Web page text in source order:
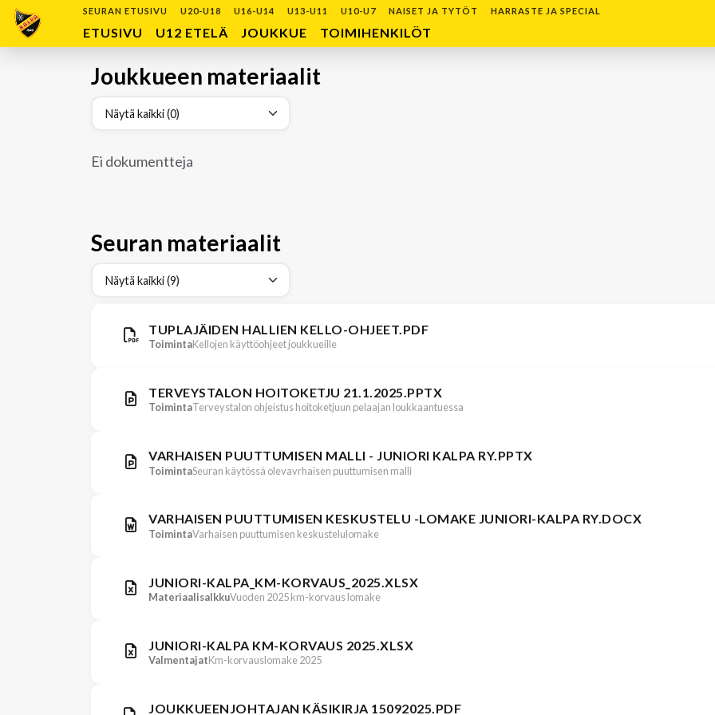
SEURAN ETUSIVU U20-U18 U16-U14 U13-U11 U10-U7 NAISET JA TYTÖT HARRASTE JA SPECIAL
ETUSIVU U12 ETELÄ JOUKKUE TOIMIHENKILÖT
Joukkueen materiaalit
Ei dokumentteja
Seuran materiaalit
TUPLAJÄIDEN HALLIEN KELLO-OHJEET.PDF
ToimintaKellojen käyttöohjeet joukkueille
TERVEYSTALON HOITOKETJU 21.1.2025.PPTX
ToimintaTerveystalon ohjeistus hoitoketjuun pelaajan loukkaantuessa
VARHAISEN PUUTTUMISEN MALLI - JUNIORI KALPA RY.PPTX
ToimintaSeuran käytössä olevavrhaisen puuttumisen malli
VARHAISEN PUUTTUMISEN KESKUSTELU -LOMAKE JUNIORI-KALPA RY.DOCX
ToimintaVarhaisen puuttumisen keskustelulomake
JUNIORI-KALPA_KM-KORVAUS_2025.XLSX
MateriaalisalkkuVuoden 2025 km-korvaus lomake
JUNIORI-KALPA KM-KORVAUS 2025.XLSX
ValmentajatKm-korvauslomake 2025
JOUKKUEENJOHTAJAN KÄSIKIRJA 15092025.PDF